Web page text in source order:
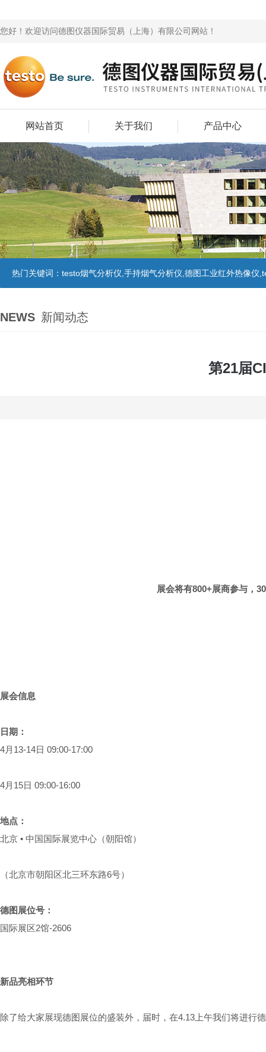
您好！欢迎访问德图仪器国际贸易（上海）有限公司网站！
网站首页 关于我们 产品中心
热门关键词： testo烟气分析仪,手持烟气分析仪,德图工业红外热像仪
NEWS 新闻动态
第21届
展会将有800+展商参与，
展会信息
日期：
4月13-14日 09:00-17:00
4月15日 09:00-16:00
地点：
北京 • 中国国际展览中心（朝阳馆）
（北京市朝阳区北三环东路6号）
德图展位号：
国际展区2馆-2606
新品亮相环节
除了给大家展现德图展位的盛装外，届时，在4.13上午我们将进行